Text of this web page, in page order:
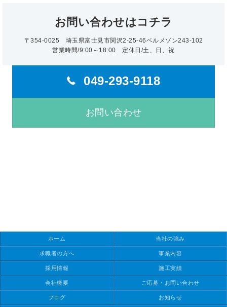
お問い合わせはコチラ
〒354-0025
埼玉県富士見市関沢2-25-46ベルメゾン243-102
営業時間/9:00～18:00 定休日/土、日、祝
049-293-9118
お問い合わせ
ホーム 当社の強み
求職者の方へ 事業内容
採用情報 施工実績
会社概要 ご応募・お問い合わせ
ブログ お知らせ